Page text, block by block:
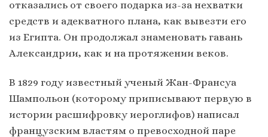
отказались от своего подарка из-за нехватки
средств и адекватного плана, как вывезти его
из Египта. Он продолжал знаменовать гавань
Александрии, как и на протяжении веков.
В 1829 году известный ученый Жан-Франсуа
Шампольон (которому приписывают первую в
истории расшифровку иероглифов) написал
французским властям о превосходной паре